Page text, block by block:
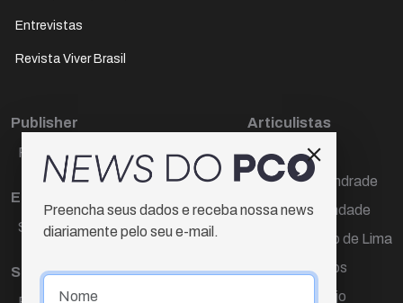
Entrevistas
Revista Viver Brasil
Publisher
Paulo Cesar de Oliveira
Editora Chefe
Sueli Cotta
Sub-editora
Articulistas
Décio Freire
Dr Marcos Andrade
Hamilton Trindade
Igor Carvalho de Lima
Mario Campos
Renata Araújo
Preencha seus dados e receba nossa news
diariamente pelo seu e-mail.